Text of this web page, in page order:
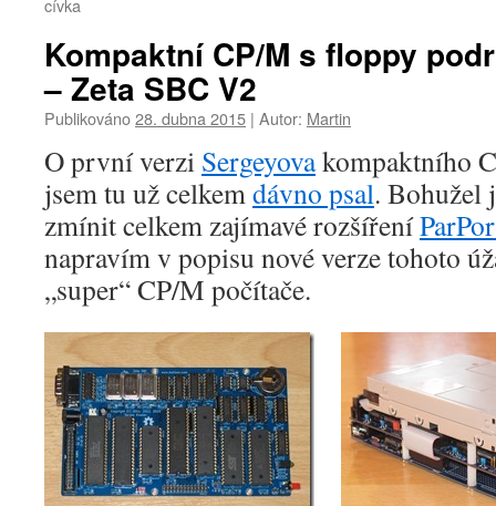
cívka
Kompaktní CP/M s floppy
– Zeta SBC V2
Publikováno28. dubna 2015 | Autor: Martin
O první verzi Sergeyovakompaktního
jsem tu už celkemdávno psal. Bohužel
zmínit celkem zajímavé rozšíření
napravím v popisu nové verze tohoto
„super“ CP/M počítače.